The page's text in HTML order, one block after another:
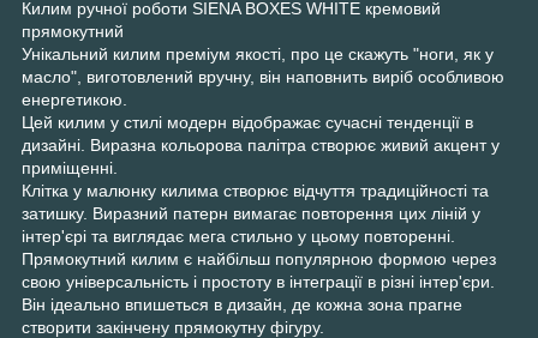
Килим ручної роботи SIENA BOXES WHITE кремовий
прямокутний
Унікальний килим преміум якості, про це скажуть "ноги, як у
масло", виготовлений вручну, він наповнить виріб особливою
енергетикою.
Цей килим у стилі модерн відображає сучасні тенденції в
дизайні. Виразна кольорова палітра створює живий акцент у
приміщенні.
Клітка у малюнку килима створює відчуття традиційності та
затишку. Виразний патерн вимагає повторення цих ліній у
інтер'єрі та виглядає мега стильно у цьому повторенні.
Прямокутний килим є найбільш популярною формою через
свою універсальність і простоту в інтеграції в різні інтер'єри.
Він ідеально впишеться в дизайн, де кожна зона прагне
створити закінчену прямокутну фігуру.